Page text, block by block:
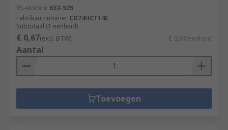
RS-stocknr. 633-925
Fabrikantnummer CD74HCT14E
Subtotaal (1 eenheid)
€ 0,67(excl. BTW) € 0,67/eenheid
Aantal
Toevoegen